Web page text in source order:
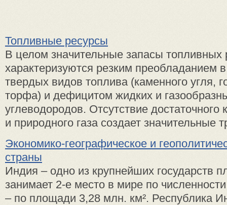
Топливные ресурсы
В целом значительные запасы топливных
характеризуются резким преобладанием в
твердых видов топлива (каменного угля,
торфа) и дефицитом жидких и
углеводородов. Отсутствие достаточного
и природного газа создает значительные
Экономико-географическое и
страны
Индия – одно из крупнейших государств
занимает 2-е место в мире по
– по площади 3,28 млн. км². Республика